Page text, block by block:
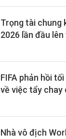
Trọng tài chung
2026 lần đầu
FIFA phản hồi
về việc tẩy chay
Nhà vô địch